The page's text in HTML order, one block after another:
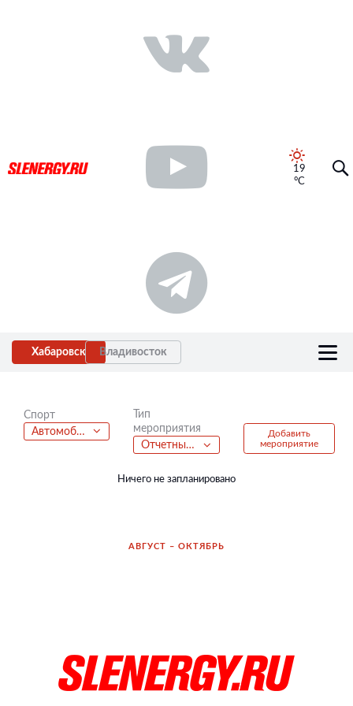
19
°C
Хабаровск Владивосток
Спорт
Автомобильный спорт
Тип
мероприятия
Отчетный концерт
Добавить
мероприятие
Ничего не запланировано
АВГУСТ – ОКТЯБРЬ